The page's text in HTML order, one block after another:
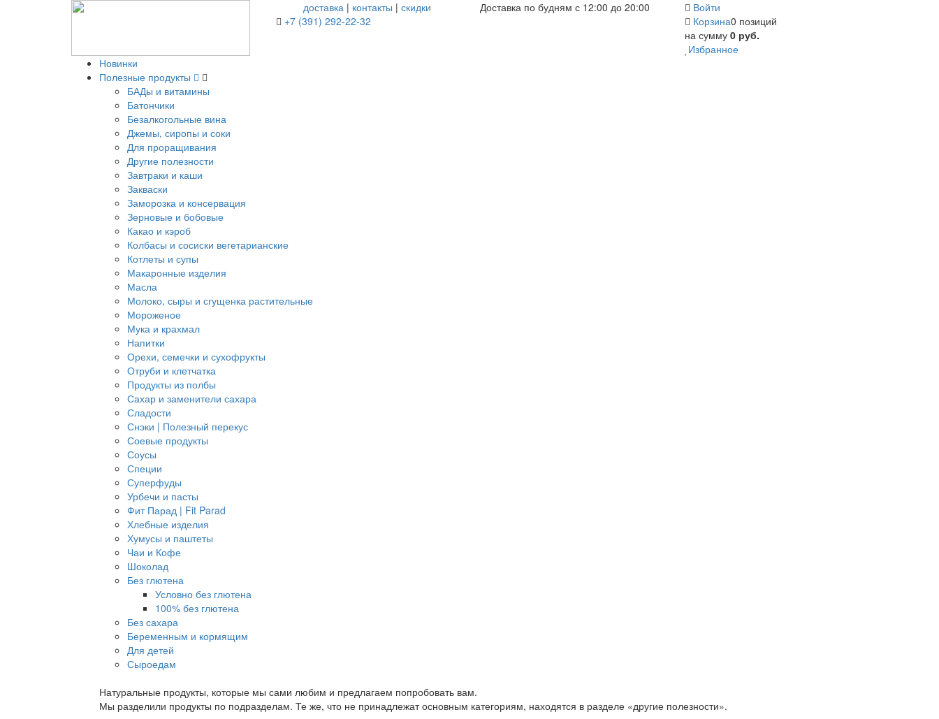
доставка | контакты |скидки
+7 (391) 292-22-32
Доставка по будням с 12:00 до 20:00
Войти
Корзина0 позиций
на сумму 0 руб.
Избранное
Новинки
Полезные продукты
БАДы и витамины
Батончики
Безалкогольные вина
Джемы, сиропы и соки
Для проращивания
Другие полезности
Завтраки и каши
Закваски
Заморозка и консервация
Зерновые и бобовые
Какао и кэроб
Колбасы и сосиски вегетарианские
Котлеты и супы
Макаронные изделия
Масла
Молоко, сыры и сгущенка растительные
Мороженое
Мука и крахмал
Напитки
Орехи, семечки и сухофрукты
Отруби и клетчатка
Продукты из полбы
Сахар и заменители сахара
Сладости
Снэки | Полезный перекус
Соевые продукты
Соусы
Специи
Суперфуды
Урбечи и пасты
Фит Парад | Fit Parad
Хлебные изделия
Хумусы и паштеты
Чаи и Кофе
Шоколад
Без глютена
Условно без глютена
100% без глютена
Без сахара
Беременным и кормящим
Для детей
Сыроедам
Натуральные продукты, которые мы сами любим и предлагаем попробовать вам.
Мы разделили продукты по подразделам. Те же, что не принадлежат основным категориям, находятся в разделе «другие полезности».